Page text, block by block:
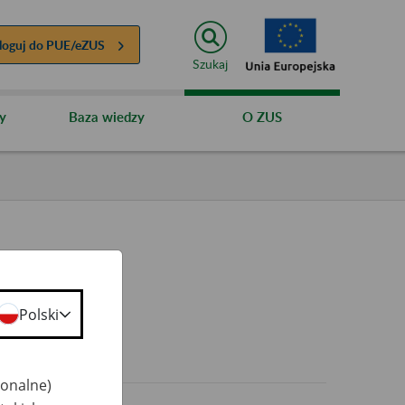
do PUE/eZUS
Szukaj
Baza wiedzy O ZUS
Polski